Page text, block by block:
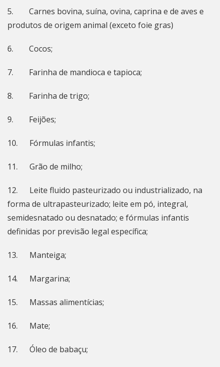
5. Carnes bovina, suína, ovina, caprina e de aves e
produtos de origem animal (exceto foie gras)
6. Cocos;
7. Farinha de mandioca e tapioca;
8. Farinha de trigo;
9. Feijões;
10. Fórmulas infantis;
11. Grão de milho;
12. Leite fluido pasteurizado ou industrializado, na
forma de ultrapasteurizado; leite em pó, integral,
semidesnatado ou desnatado; e fórmulas infantis
definidas por previsão legal específica;
13. Manteiga;
14. Margarina;
15. Massas alimentícias;
16. Mate;
17. Óleo de babaçu;